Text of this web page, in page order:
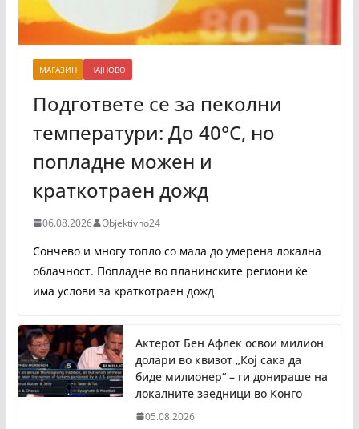
МАГАЗИН НАЈНОВО
Подгответе се за пеколни
температури: До 40°C, но
попладне можен и
краткотраен дожд
06.08.2026 Objektivno24
Сончево и многу топло со мала до умерена локална
облачност. Попладне во планинските региони ќе
има услови за краткотраен дожд
Актерот Бен Афлек освои милион
долари во квизот „Кој сака да
биде милионер“ – ги донираше на
локалните заедници во Конго
05.08.2026